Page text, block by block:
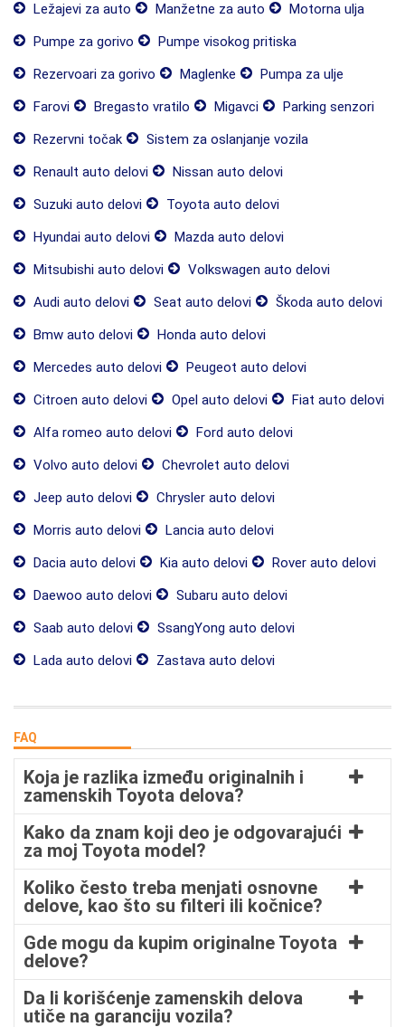
Ležajevi za auto
Manžetne za auto
Motorna ulja
Pumpe za gorivo
Pumpe visokog pritiska
Rezervoari za gorivo
Maglenke
Pumpa za ulje
Farovi
Bregasto vratilo Migavci
Parking senzori
Rezervni točak
Sistem za oslanjanje vozila
Renault auto delovi
Nissan auto delovi
Suzuki auto delovi
Toyota auto delovi
Hyundai auto delovi
Mazda auto delovi
Mitsubishi auto delovi
Volkswagen auto delovi
Audi auto delovi
Seat auto delovi
Škoda auto delovi
Bmw auto delovi
Honda auto delovi
Mercedes auto delovi
Peugeot auto delovi
Citroen auto delovi
Opel auto delovi
Fiat auto delovi
Alfa romeo auto delovi
Ford auto delovi
Volvo auto delovi
Chevrolet auto delovi
Jeep auto delovi
Chrysler auto delovi
Morris auto delovi
Lancia auto delovi
Dacia auto delovi
Kia auto delovi
Rover auto delovi
Daewoo auto delovi
Subaru auto delovi
Saab auto delovi
SsangYong auto delovi
Lada auto delovi
Zastava auto delovi
FAQ
Koja je razlika između originalnih i
zamenskih Toyota delova?
Kako da znam koji deo je odgovarajući
za moj Toyota model?
Koliko često treba menjati osnovne
delove, kao što su filteri ili kočnice?
Gde mogu da kupim originalne Toyota
delove?
Da li korišćenje zamenskih delova
utiče na garanciju vozila?